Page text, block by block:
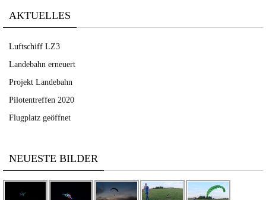
AKTUELLES
Luftschiff LZ3
Landebahn erneuert
Projekt Landebahn
Pilotentreffen 2020
Flugplatz geöffnet
NEUESTE BILDER